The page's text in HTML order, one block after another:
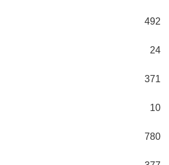
492
24
371
10
780